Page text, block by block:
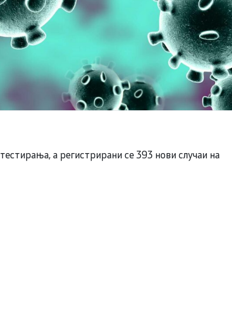
а регистрирани се 393 нови случаи на